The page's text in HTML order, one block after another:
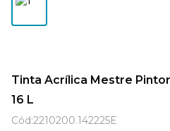
Tinta Acrílica Mestre
16 L
Cód:2210200.142225E